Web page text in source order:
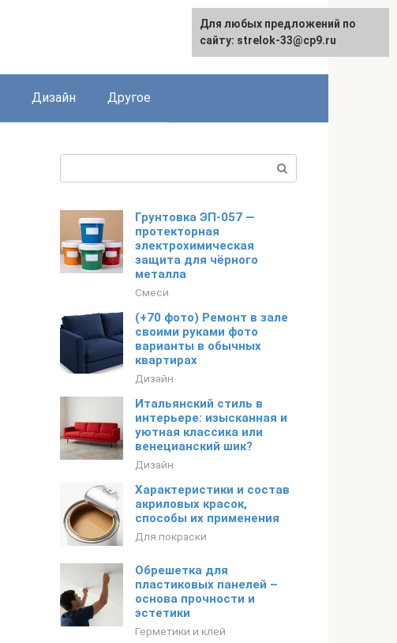
Дизайн Другое
Грунтовка ЭП-057 —
протекторная
электрохимическая
защита для чёрного
металла
Смеси
(+70 фото) Ремонт в зале
своими руками фото
варианты в обычных
квартирах
Дизайн
Итальянский стиль в
интерьере: изысканная и
уютная классика или
венецианский шик?
Дизайн
Характеристики и состав
акриловых красок,
способы их применения
Для покраски
Обрешетка для
пластиковых панелей –
основа прочности и
эстетики
Герметики и клей
Для любых предложений по
сайту: strelok-33@cp9.ru
Для любых предложений по
сайту: strelok-33@cp9.ru